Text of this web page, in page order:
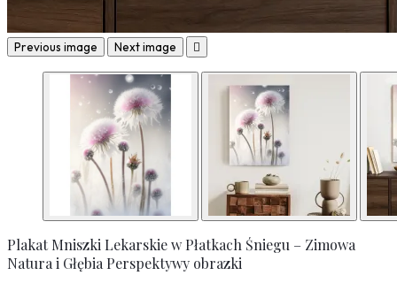
Previous image Next image 
Plakat Mniszki Lekarskie w Płatkach Śniegu – Zimowa
Natura i Głębia Perspektywy obrazki